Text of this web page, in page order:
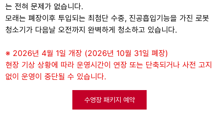
는 전혀 문제가 없습니다.
모래는 폐장이후 투입되는 최첨단 수중, 진공흡입기능을 가진 로봇
청소기가 다음날 오전까지 완벽하게 청소하고 있습니다.
※ 2026년 4월 1일 개장 (2026년 10월 31일 폐장)
현장 기상 상황에 따라 운영시간이 연장 또는 단축되거나 사전 고지
없이 운영이 중단될 수 있습니다.
수영장 패키지 예약